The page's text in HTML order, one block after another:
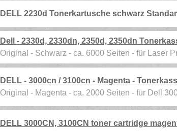
DELL 2230d Tonerkartusche schwarz
Dell - 2330d, 2330dn, 2350d, 2350dn
Original - Schwarz - ca. 6000 Seiten - für Laser
DELL - 3000cn / 3100cn - Magenta -
Original - Magenta - ca. 2000 Seiten - für Dell
DELL 3000CN, 3100CN toner cartridge